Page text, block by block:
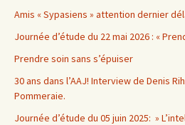
Amis « Sypasiens » attention dernier
Journée d’étude du 22 mai 2026 : «
Prendre soin sans s’épuiser
30 ans dans l’AAJ! Interview de Denis
Pommeraie.
Journée d’étude du 05 juin 2025: »